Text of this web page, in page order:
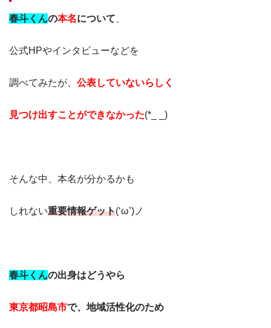
春斗くんの本名について
公式HPやインタビューなどを
調べてみたが、 公表していないらしく
見つけ出すことができなかった(*_ _)
そんな中、本名が分かるかも
しれない重要情報ゲット(‘ω’)ノ
春斗くんの出身はどうやら
東京都昭島市で、地域活性化のため